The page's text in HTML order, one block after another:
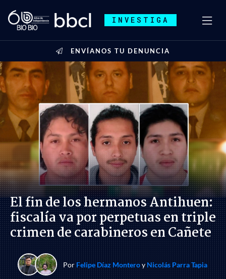
INVESTIGA
ENVÍANOS TU DENUNCIA
El fin de los hermanos Antihuen:
fiscalía va por perpetuas en triple
crimen de carabineros en Cañete
PorFelipe Díaz MonteroyNicolás Parra Tapia